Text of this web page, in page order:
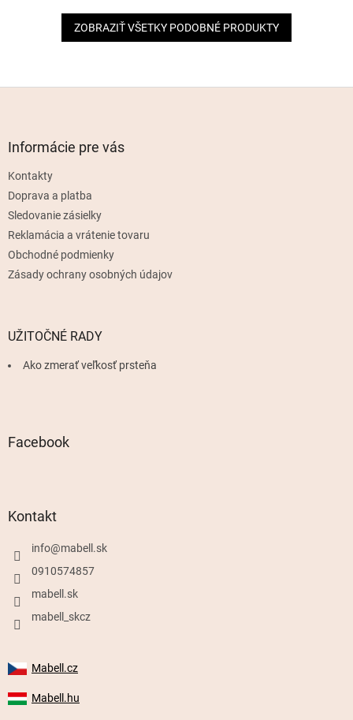
ZOBRAZIŤ VŠETKY PODOBNÉ PRODUKTY
Informácie pre vás
Kontakty
Doprava a platba
Sledovanie zásielky
Reklamácia a vrátenie tovaru
Obchodné podmienky
Zásady ochrany osobných údajov
UŽITOČNÉ RADY
Ako zmerať veľkosť prsteňa
Facebook
Kontakt
info@mabell.sk
0910574857
mabell.sk
mabell_skcz
Mabell.cz
Mabell.hu